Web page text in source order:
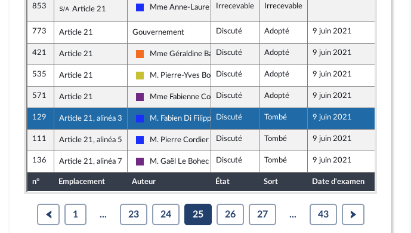
853 Sous-amendement de l'amendement n°456
Article 21 Les Républicains
Mme Anne-Laure BlinIrrecevable Irrecevable
773 Article 21 Gouvernement Discuté Adopté 9 juin 2021
421 Article 21
Mouvement Démocrate (MoDem) et Démocrates apparentés
Mme Géraldine BannierDiscuté Adopté 9 juin 2021
535 Article 21
Agir ensemble
M. Pierre-Yves Bournazel
Discuté Adopté 9 juin 2021
571 Article 21
La République en Marche
Mme Fabienne ColbocDiscuté Adopté 9 juin 2021
129 Article 21, alinéa 3
Les Républicains
M. Fabien Di Filippo Discuté Tombé 9 juin 2021
111 Article 21, alinéa 5
Les Républicains
M. Pierre Cordier Discuté Tombé 9 juin 2021
136 Article 21, alinéa 7
La République en Marche
M. Gaël Le Bohec Discuté Tombé 9 juin 2021
n° Emplacement Auteur État Sort Date d'examen
1 ... 23 24 25 26 27 ... 43